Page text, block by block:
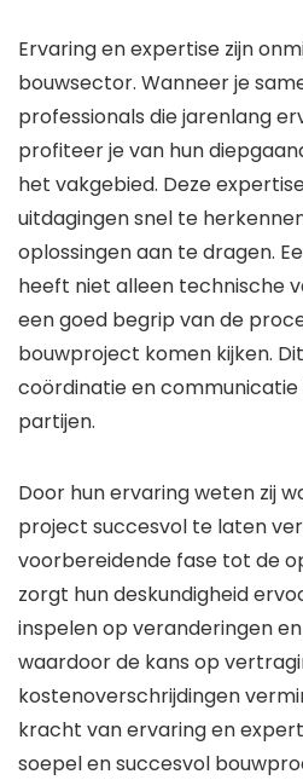
Ervaring en expertise zijn
bouwsector. Wanneer je
professionals die jarenlang
profiteer je van hun
het vakgebied. Deze
uitdagingen snel te
oplossingen aan te dragen.
heeft niet alleen technische
een goed begrip van de
bouwproject komen kijken.
coördinatie en
partijen.
Door hun ervaring weten zij
project succesvol te laten
voorbereidende fase tot de
zorgt hun deskundigheid
inspelen op veranderingen
waardoor de kans op
kostenoverschrijdingen
kracht van ervaring en
soepel en succesvol